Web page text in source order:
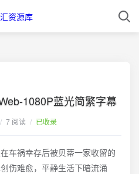
1080P蓝光简繁字幕
/ 7 阅读 / 已收录
车祸幸存后被贝蒂一家收留的
伤难愈，平静生活下暗流涌